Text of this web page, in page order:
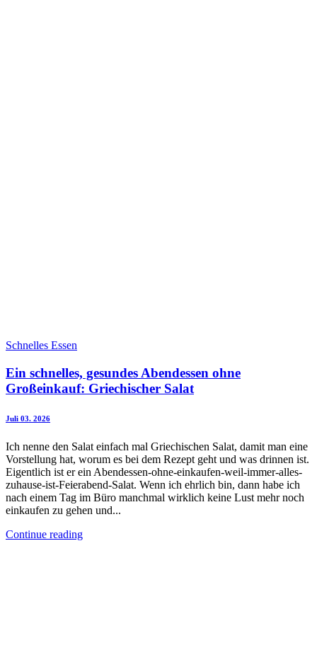
Schnelles Essen
Ein schnelles, gesundes Abendessen ohne
Großeinkauf: Griechischer Salat
Juli 03. 2026
Ich nenne den Salat einfach mal Griechischen Salat, damit man eine
Vorstellung hat, worum es bei dem Rezept geht und was drinnen ist.
Eigentlich ist er ein Abendessen-ohne-einkaufen-weil-immer-alles-
zuhause-ist-Feierabend-Salat. Wenn ich ehrlich bin, dann habe ich
nach einem Tag im Büro manchmal wirklich keine Lust mehr noch
einkaufen zu gehen und...
Continue reading